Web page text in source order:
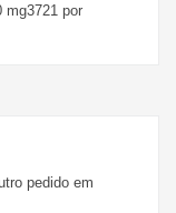
mg3721 por
pedido em